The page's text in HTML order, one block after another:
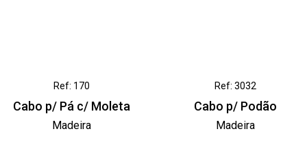
Ref: 170
Cabo p/ Pá c/ Moleta
Madeira
Ref: 3032
Cabo p/ Podão
Madeira